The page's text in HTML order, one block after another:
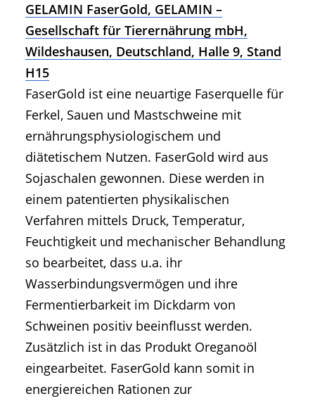
GELAMIN FaserGold, GELAMIN –
Gesellschaft für Tierernährung mbH,
Wildeshausen, Deutschland, Halle 9, Stand
H15
FaserGold ist eine neuartige Faserquelle für
Ferkel, Sauen und Mastschweine mit
ernährungsphysiologischem und
diätetischem Nutzen. FaserGold wird aus
Sojaschalen gewonnen. Diese werden in
einem patentierten physikalischen
Verfahren mittels Druck, Temperatur,
Feuchtigkeit und mechanischer Behandlung
so bearbeitet, dass u.a. ihr
Wasserbindungsvermögen und ihre
Fermentierbarkeit im Dickdarm von
Schweinen positiv beeinflusst werden.
Zusätzlich ist in das Produkt Oreganoöl
eingearbeitet. FaserGold kann somit in
energiereichen Rationen zur